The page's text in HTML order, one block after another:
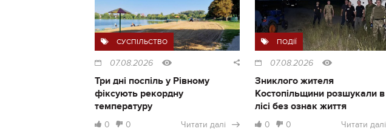
СУСПІЛЬСТВО
07.08.2026
Три дні поспіль у Рівному
фіксують рекордну
температуру
0 0 Читати далі
ПОДІЇ
07.08.2026
Зниклого жителя
Костопільщини розшукали в
лісі без ознак життя
0 0 Читати далі